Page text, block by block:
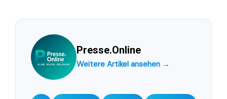
Presse.Online
Weitere Artikel ansehen →